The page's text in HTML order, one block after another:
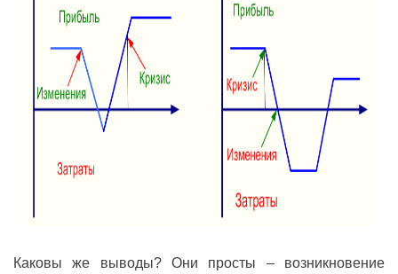
Каковы же выводы? Они просты – возникновение